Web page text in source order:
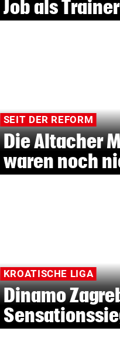
Job als Trainer
SEIT DER REFORM
Die Altacher
waren noch
KROATISCHE LIGA
Dinamo